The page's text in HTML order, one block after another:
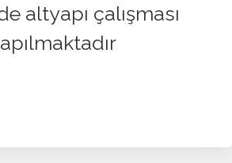
altyapı çalışması